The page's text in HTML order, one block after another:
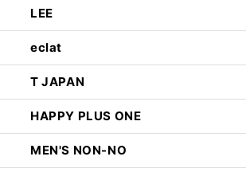
LEE
eclat
T JAPAN
HAPPY PLUS ONE
MEN'S NON-NO